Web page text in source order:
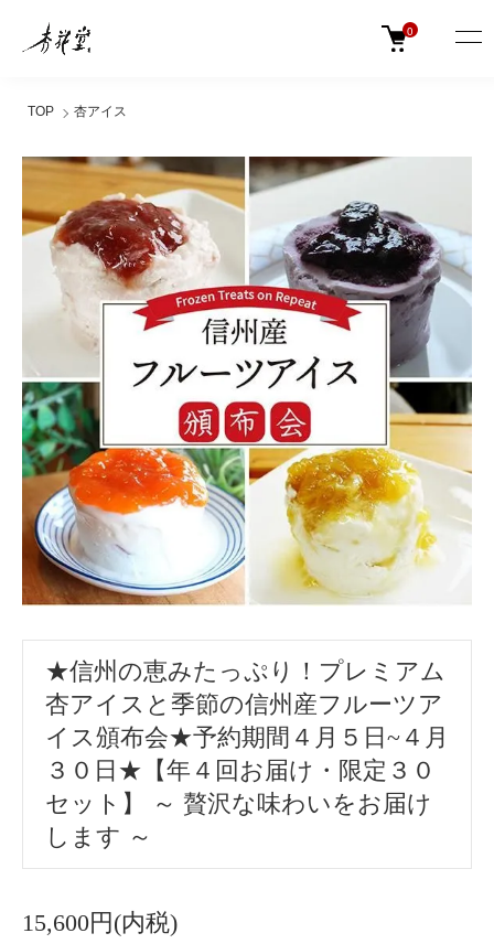
0
TOP 杏アイス
★信州の恵みたっぷり！プレミアム
杏アイスと季節の信州産フルーツア
イス頒布会★予約期間４月５日~４月
３０日★【年４回お届け・限定３０
セット】 ～ 贅沢な味わいをお届け
します ～
15,600円(内税)